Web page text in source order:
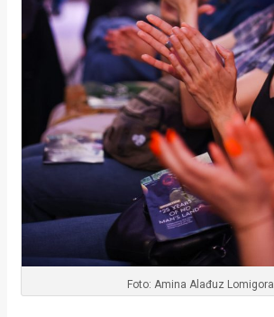
Foto: Amina Alađuz Lomigora